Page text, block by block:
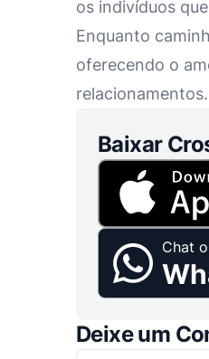
os indivíduos
Enquanto
oferecendo o
relacionamentos.
Baixar
Chat
Deixe um